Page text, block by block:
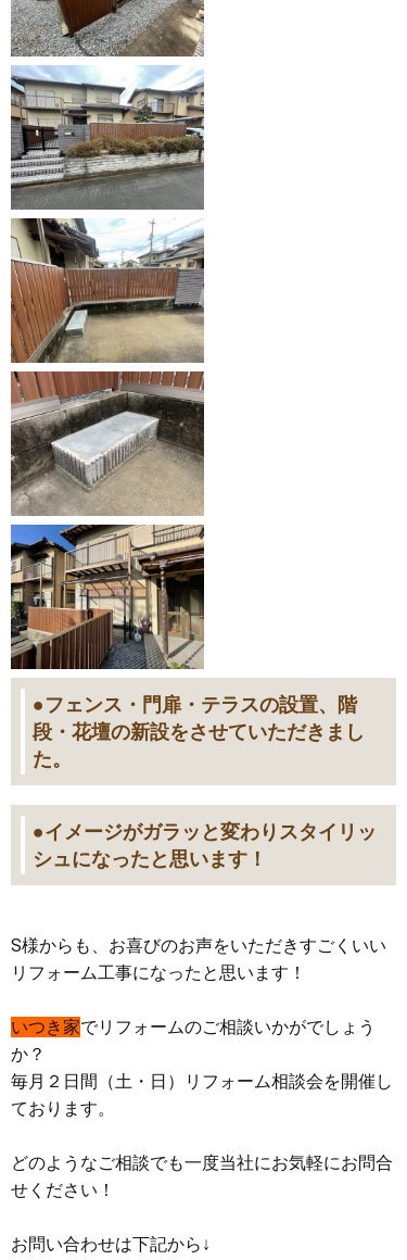
●フェンス・門扉・テラスの設置、階
段・花壇の新設をさせていただきまし
た。
●イメージがガラッと変わりスタイリッ
シュになったと思います！
S様からも、お喜びのお声をいただきすごくいい
リフォーム工事になったと思います！
いつき家でリフォームのご相談いかがでしょう
か？
毎月２日間（土・日）リフォーム相談会を開催し
ております。
どのようなご相談でも一度当社にお気軽にお問合
せください！
お問い合わせは下記から↓